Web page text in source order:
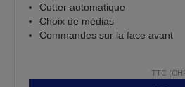
Cutter automatique
Choix de médias
Commandes sur la face avant
TTC